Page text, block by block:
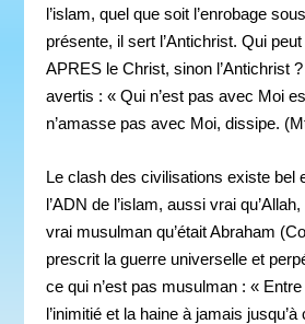
l’islam, quel que soit l’enrobage
présente, il sert l’Antichrist. Qui
APRES le Christ, sinon l’Antichrist
avertis : « Qui n’est pas avec Moi
n’amasse pas avec Moi, dissipe.
Le clash des civilisations existe bel
l’ADN de l’islam, aussi vrai
vrai musulman qu’était Abraham
prescrit la guerre universelle et
ce qui n’est pas musulman : «
l’inimitié et la haine à jamais